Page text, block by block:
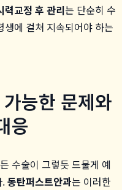
력교정 후 관리는 단순히 수
에 걸쳐 지속되어야 하는
능한 문제와
응
수술이 그렇듯 드물게 예
.동탄퍼스트안과는 이러한